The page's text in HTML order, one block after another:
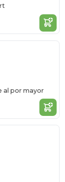
al por mayor